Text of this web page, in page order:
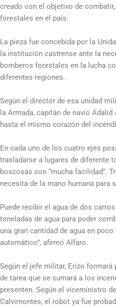
creado con el objetivo de
forestales en el país.
La pieza fue concebida por la
la institución castrense ante la
bomberos forestales en la lucha
diferentes regiones.
Según el director de esa unidad
la Armada, capitán de navío
hasta el mismo corazón del
En cada uno de los cuatro ejes
trasladarse a lugares de diferente
boscosas con “mucha facilidad”.
necesita de la mano humana para
Puede recibir el agua de dos
toneladas de agua para poder
una gran cantidad de agua en
automático”, afirmó Alfaro.
Según el jefe militar, Erizo formará
de tarea que se sumará a los
presenten. Según el viceministro
Calvimontes, el robot ya fue